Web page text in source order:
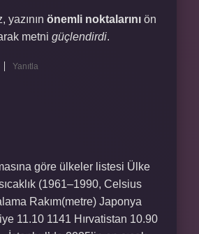
yazının önemli noktalarını ön
metni güçlendirdi.
Yanıtla
göre ülkeler listesi Ülke
(1961–1990, Celsius
Rakım(metre) Japonya
11.10 1141 Hırvatistan 10.90